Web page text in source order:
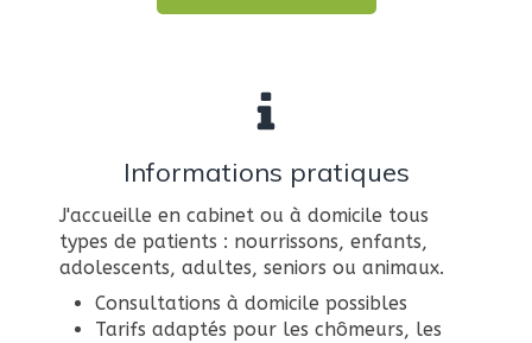
Informations pratiques
J'accueille en cabinet ou à domicile tous
types de patients : nourrissons, enfants,
adolescents, adultes, seniors ou animaux.
Consultations à domicile possibles
Tarifs adaptés pour les chômeurs, les